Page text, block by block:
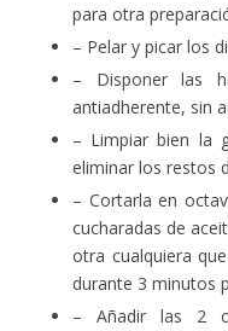
para otra
– Pelar y picar los
– Disponer las
antiadherente, sin
– Limpiar bien la
eliminar los restos
– Cortarla en
cucharadas de
otra cualquiera
durante 3 minutos
– Añadir las 2